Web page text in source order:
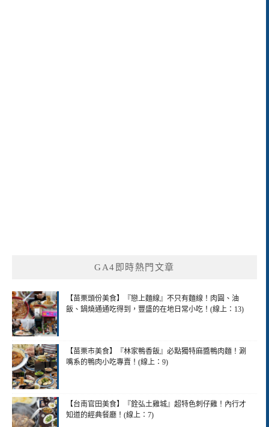
GA4即時熱門文章
【苗栗頭份美食】『戀上麵線』不只有麵線！肉圓、油
飯、鍋燒通通吃得到，豐盛的在地日常小吃！(線上：13)
【苗栗市美食】『林家鴨香飯』必點獨特麻醬鴨肉麵！涮
嘴系的鴨肉小吃專賣！(線上：9)
【台南官田美食】『銓弘土雞城』超特色刺仔雞！內行才
知道的經典餐廳！(線上：7)